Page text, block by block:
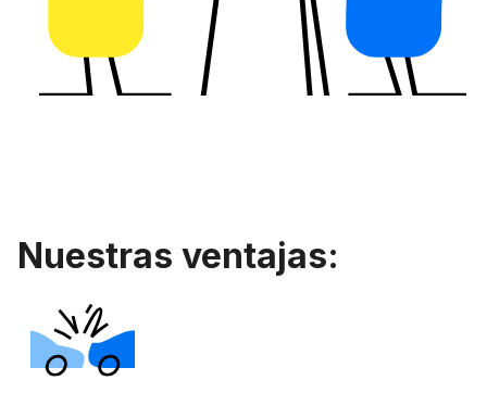
Nuestras ventajas: